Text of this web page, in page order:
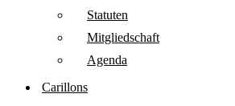
Statuten
Mitgliedschaft
Agenda
Carillons